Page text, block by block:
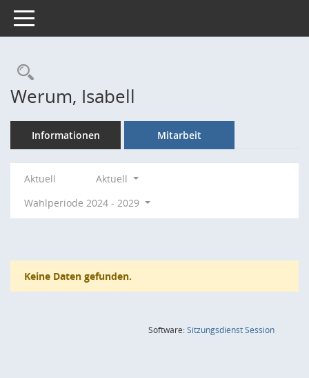
Toggle navigation
Rechercheauswahl
Werum, Isabell
Informationen Mitarbeit
Aktuell
Aktuell
Wahlperiode 2024 - 2029
Keine Daten gefunden.
Software:SitzungsdienstSession(Wird in